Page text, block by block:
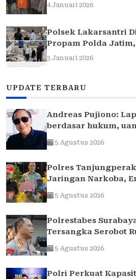
4 Januari 2026
Polsek Lakarsantri
Propam Polda
Elina
3 Januari 2026
UPDATE TERBARU
Andreas Pujiono:
berdasar hukum,
ke rekening
Milliar
5 Agustus 2026
Polres
Jaringan Narkoba,
Pengedar Diamankan
5 Agustus 2026
Polrestabes
Tersangka Serobot
5 Agustus 2026
Polri Perkuat